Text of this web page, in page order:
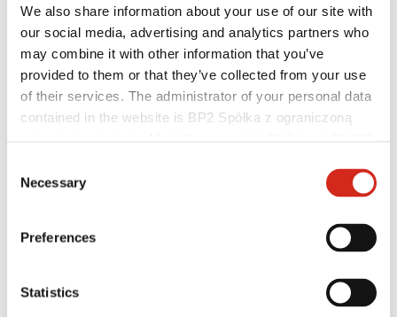
We also share information about your use of our site with
our social media, advertising and analytics partners who
may combine it with other information that you’ve
provided to them or that they’ve collected from your use
of their services. The administrator of your personal data
contained in the website is BP2 Spółka z ograniczoną
121387608.
Selection
Necessary
Preferences
Statistics
Építészek